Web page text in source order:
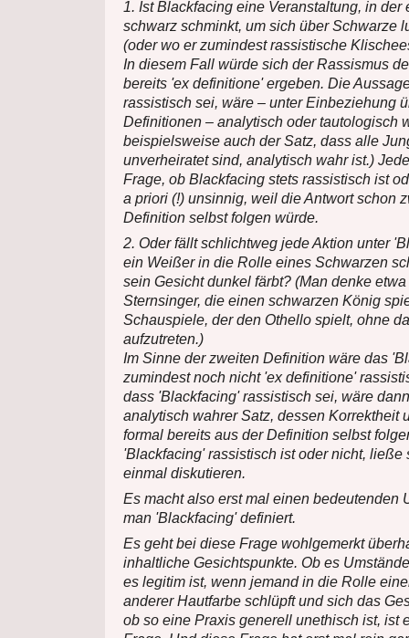
1. Ist Blackfacing eine Veranstaltung, in der
schwarz schminkt, um sich über Schwarze
(oder wo er zumindest rassistische
In diesem Fall würde sich der Rassismus
bereits 'ex definitione' ergeben. Die
rassistisch sei, wäre – unter Einbeziehung
Definitionen – analytisch oder tautologisch
beispielsweise auch der Satz, dass alle
unverheiratet sind, analytisch wahr ist.)
Frage, ob Blackfacing stets rassistisch ist
a priori (!) unsinnig, weil die Antwort schon
Definition selbst folgen würde.
2. Oder fällt schlichtweg jede Aktion unter
ein Weißer in die Rolle eines Schwarzen
sein Gesicht dunkel färbt? (Man denke
Sternsinger, die einen schwarzen König
Schauspiele, der den Othello spielt, ohne
aufzutreten.)
Im Sinne der zweiten Definition wäre das
zumindest noch nicht 'ex definitione'
dass 'Blackfacing' rassistisch sei, wäre
analytisch wahrer Satz, dessen Korrektheit
formal bereits aus der Definition selbst
'Blackfacing' rassistisch ist oder nicht, ließe
einmal diskutieren.
Es macht also erst mal einen bedeutenden
man 'Blackfacing' definiert.
Es geht bei diese Frage wohlgemerkt
inhaltliche Gesichtspunkte. Ob es
es legitim ist, wenn jemand in die Rolle
anderer Hautfarbe schlüpft und sich das
ob so eine Praxis generell unethisch ist, ist